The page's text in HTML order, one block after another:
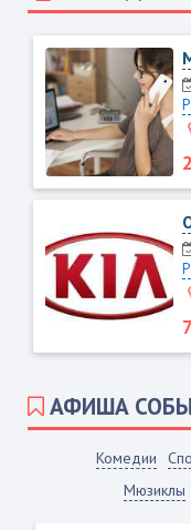
АФИША
Комедии
Мюзиклы